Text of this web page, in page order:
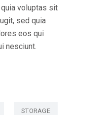
voluptas sit
sed quia
eos qui
nesciunt.
STORAGE